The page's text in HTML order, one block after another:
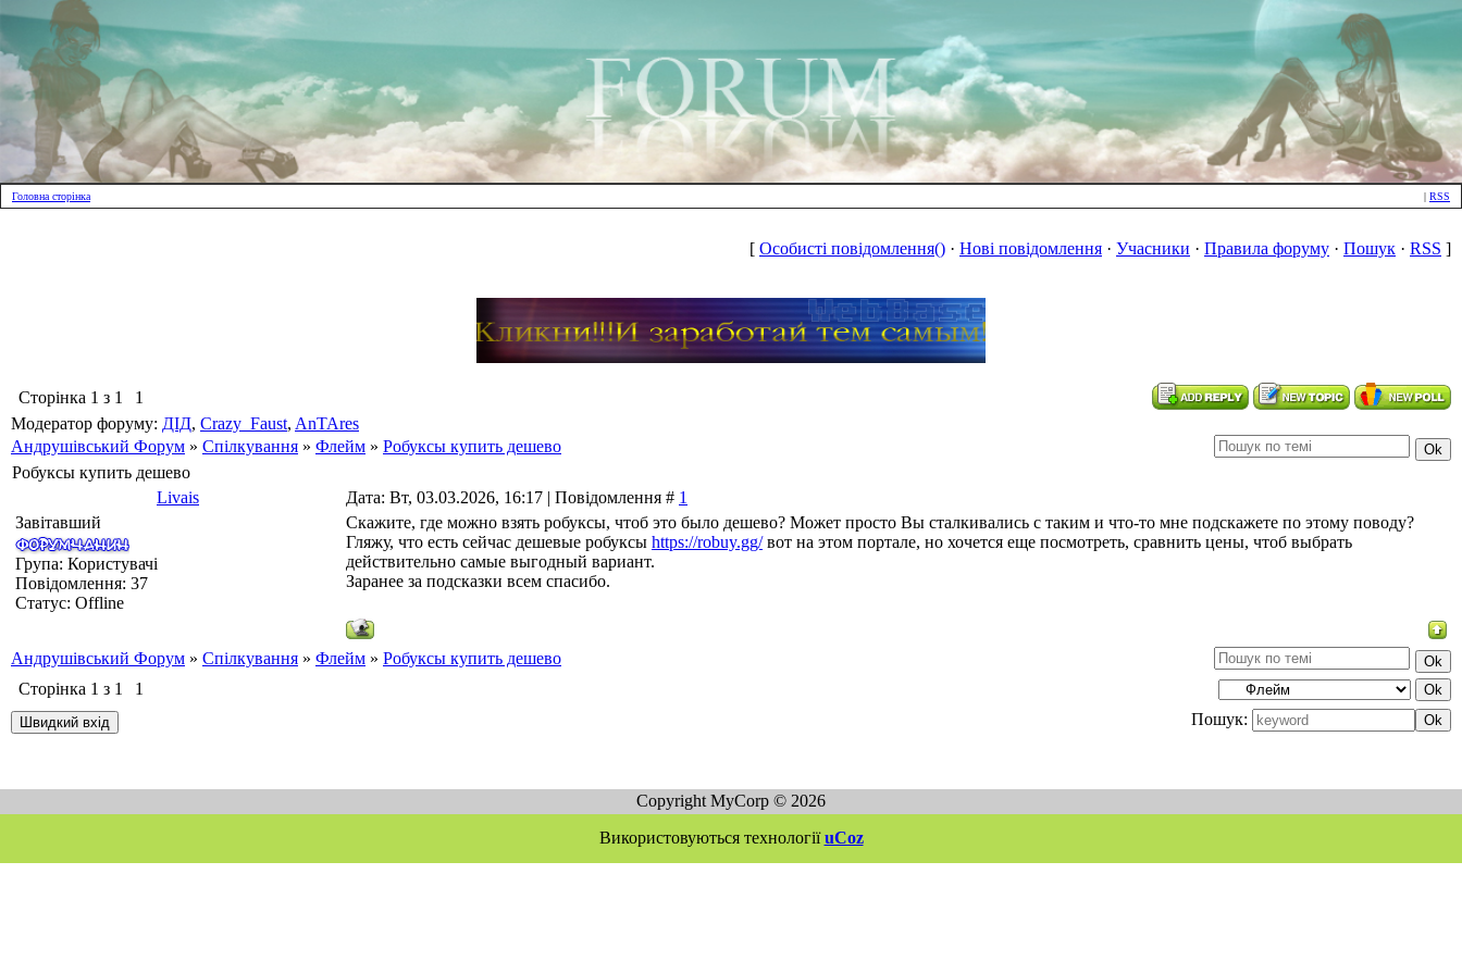
Головна сторінка | RSS
[ Особисті повідомлення() · Нові повідомлення · Учасники · Правила форуму · Пошук · RSS ]
Сторінка 1 з 1
1
Модератор форуму: ДІД, Crazy_Faust, AnTAres
Андрушівський Форум » Спілкування » Флейм » Робуксы купить дешево
Робуксы купить дешево
Livais
Дата: Вт, 03.03.2026, 16:17 | Повідомлення # 1
Завітавший
Група: Користувачі
Повідомлення: 37
Статус: Offline
Скажите, где можно взять робуксы, чтоб это было дешево? Может просто Вы сталкивались с таким и что-то мне подскажете по этому поводу?
Гляжу, что есть сейчас дешевые робуксы https://robuy.gg/вот на этом портале, но хочется еще посмотреть, сравнить цены, чтоб выбрать
действительно самые выгодный вариант.
Заранее за подсказки всем спасибо.
Андрушівський Форум » Спілкування » Флейм » Робуксы купить дешево
Сторінка 1 з 1
1
Пошук:
Copyright MyCorp © 2026
Використовуються технологіїuCoz